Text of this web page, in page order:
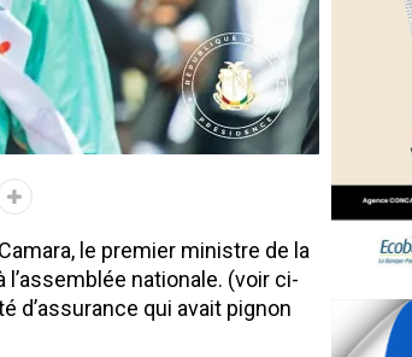
le premier ministre de la
nationale. (voir ci-
d’assurance qui avait pignon